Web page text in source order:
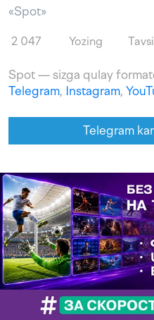
«Spot»
2 047 Yozing
Spot — sizga qulay
Telegram, Instagram,
Telegram